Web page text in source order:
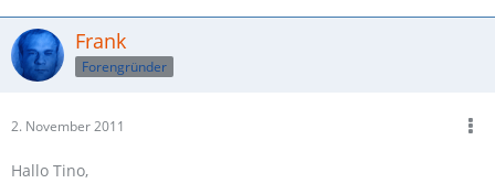
Frank
Forengründer
2. November 2011
Hallo Tino,